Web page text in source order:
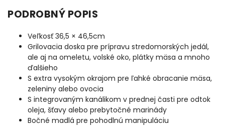
PODROBNÝ POPIS
Veľkosť 36,5 × 46,5cm
Grilovacia doska pre prípravu stredomorských jedál,
ale aj na omeletu, volské oko, plátky mäsa a mnoho
ďalšieho
S extra vysokým okrajom pre ľahké obracanie mäsa,
zeleniny alebo ovocia
S integrovaným kanálikom v prednej časti pre odtok
oleja, šťavy alebo prebytočné marinády
Bočné madlá pre pohodlnú manipuláciu